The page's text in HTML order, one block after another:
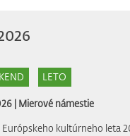
LETO
| Mierové námestie
kultúrneho leta